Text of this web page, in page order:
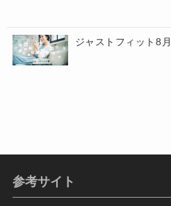
ジャストフィット8
参考サイト